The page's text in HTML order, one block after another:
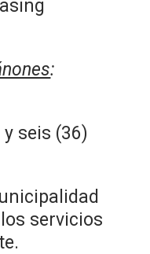
:
seis (36)
servicios